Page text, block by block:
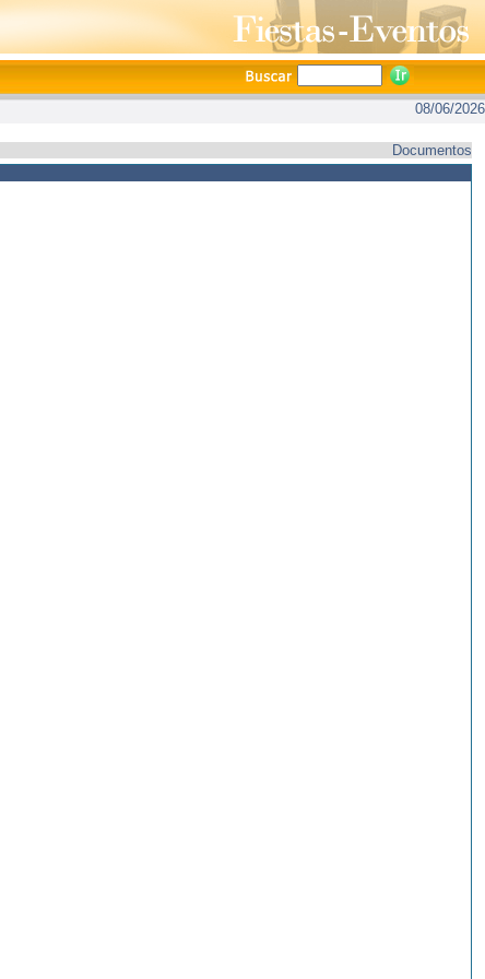
08/06/2026
Documentos